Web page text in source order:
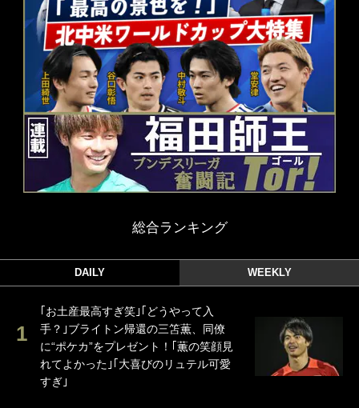
総合ランキング
DAILY WEEKLY
｢お土産最高すぎ笑｣｢どうやって入
手？｣ブライトン帰還の三笘薫、同僚
に“ポケカ”をプレゼント！｢薫の笑顔見
れてよかった｣｢大喜びのリュテル可愛
すぎ｣